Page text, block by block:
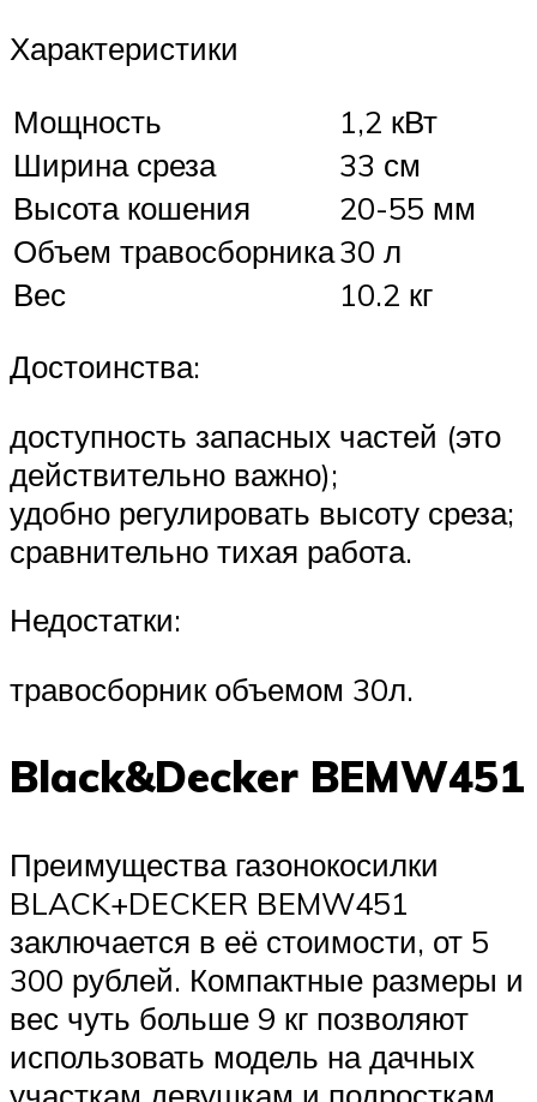
Характеристики
Мощность
1,2 кВт
Ширина среза
33 см
Высота кошения
20-55 мм
Объем травосборника30 л
Вес
10.2 кг
Достоинства:
доступность запасных частей (это
действительно важно);
удобно регулировать высоту среза;
сравнительно тихая работа.
Недостатки:
травосборник объемом 30л.
Black&Decker BEMW451
Преимущества газонокосилки
BLACK+DECKER BEMW451
заключается в её стоимости, от 5
300 рублей. Компактные размеры и
вес чуть больше 9 кг позволяют
использовать модель на дачных